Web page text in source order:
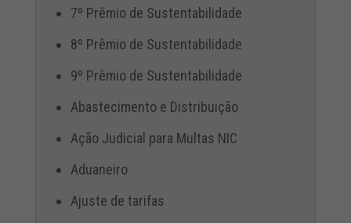
7º Prêmio de Sustentabilidade
8º Prêmio de Sustentabilidade
9º Prêmio de Sustentabilidade
Abastecimento e Distribuição
Ação Judicial para Multas NIC
Aduaneiro
Ajuste de tarifas